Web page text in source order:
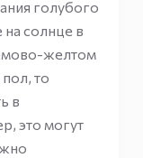
голубого
солнце в
желтом
то
в
это могут